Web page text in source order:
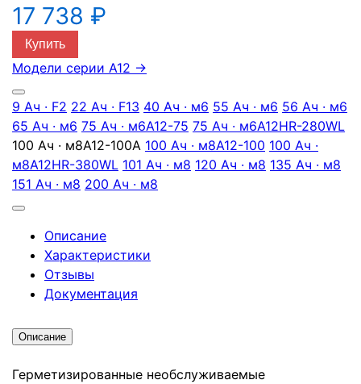
17 738 ₽
Купить
Модели серии A12 →
9 Ач · F2 22 Ач · F13 40 Ач · м6 55 Ач · м6 56 Ач · м6
65 Ач · м6 75 Ач · м6A12-75 75 Ач · м6A12HR-280WL
100 Ач · м8A12-100A 100 Ач · м8A12-100 100 Ач ·
м8A12HR-380WL 101 Ач · м8 120 Ач · м8 135 Ач · м8
151 Ач · м8 200 Ач · м8
Описание
Характеристики
Отзывы
Документация
Описание
Герметизированные необслуживаемые